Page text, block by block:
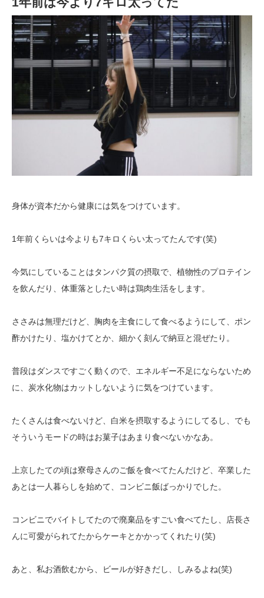
身体が資本だから健康には気をつけています。
1年前くらいは今よりも7キロくらい太ってたんです(笑)
今気にしていることはタンパク質の摂取で、植物性のプロテイン
を飲んだり、体重落としたい時は鶏肉生活をします。
ささみは無理だけど、胸肉を主食にして食べるようにして、ポン
酢かけたり、塩かけてとか、細かく刻んで納豆と混ぜたり。
普段はダンスですごく動くので、エネルギー不足にならないため
に、炭水化物はカットしないように気をつけています。
たくさんは食べないけど、白米を摂取するようにしてるし、でも
そういうモードの時はお菓子はあまり食べないかなあ。
上京したての頃は寮母さんのご飯を食べてたんだけど、卒業した
あとは一人暮らしを始めて、コンビニ飯ばっかりでした。
コンビニでバイトしてたので廃棄品をすごい食べてたし、店長さ
んに可愛がられてたからケーキとかかってくれたり(笑)
あと、私お酒飲むから、ビールが好きだし、しみるよね(笑)